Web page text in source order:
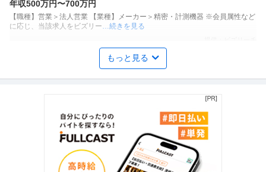
年収500万円〜700万円
【職種】営業＞法人営業 【業種】メーカー＞精密・計測機器 ※会員属性など
に応じ、当該求人をビズリー…続きを見る
駅チカ／正看護師／常勤／日勤のみ／リハビリテーション科／病
院
清智会記念病院
【八王子駅徒歩6分★賞与5ヶ月★実働7時間10分】産休復帰率の高い、職員
思いの病院にて病棟看護師を…続きを見る
もっと見る